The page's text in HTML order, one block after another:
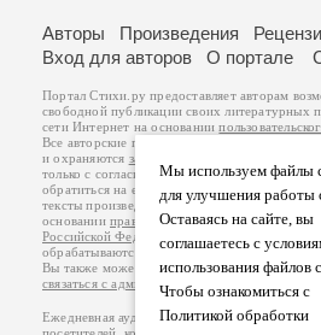
Мы используем файлы
для улучшения работы
Оставаясь на сайте, вы
соглашаетесь с
использования файлов
Чтобы ознакомиться с
Политикой обработки
Авторы Произведения
Вход для авторов
О портале
Портал Стихи.ру предоставляет авторам
свободной публикации своих литературных
сети Интернет на основании
Все авторские права на произведения
и охраняются законом
. Перепечатка
только с согласия его автора, к которому вы
обратиться на его авторской странице.
тексты произведений авторы несут
основанииправил публикациии
Российской Федерации
обрабатываются на основанииПолитики
Вы также можете посмотреть более
связаться с администрацией
Ежедневная аудитория портала Стихи.ру –